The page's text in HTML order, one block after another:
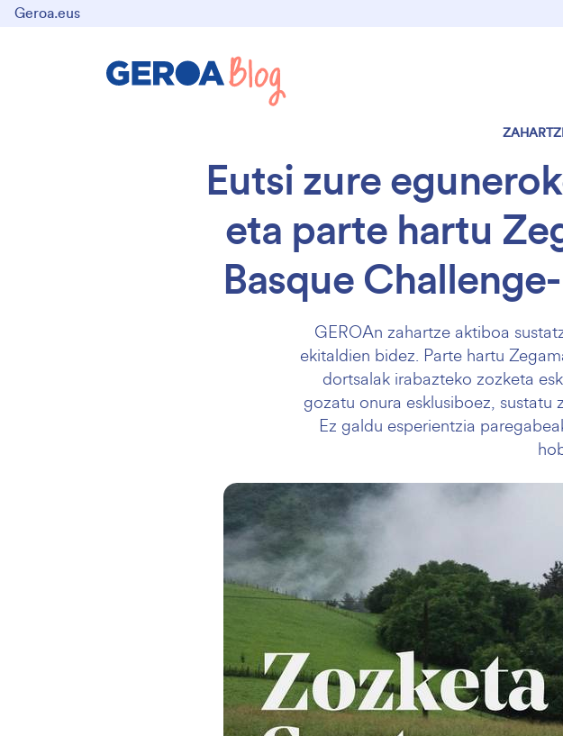
Geroa.eus
Eutsi zure
eta parte hartu
Basque
GEROAn zahartze aktiboa
ekitaldien bidez. Parte hartu
dortsalak irabazteko zozketa
gozatu onura esklusiboez,
Ez galdu esperientzia